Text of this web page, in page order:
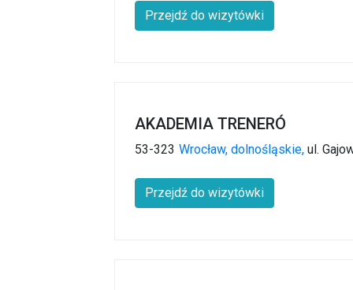
Przejdź do wizytówki
AKADEMIA TRENERÓ
53-323 Wrocław, dolnośląskie, ul.
Przejdź do wizytówki